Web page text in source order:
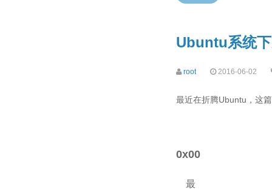
Ubuntu系统
root 2016-06-02
最近在折腾Ubuntu，这
0x00
最